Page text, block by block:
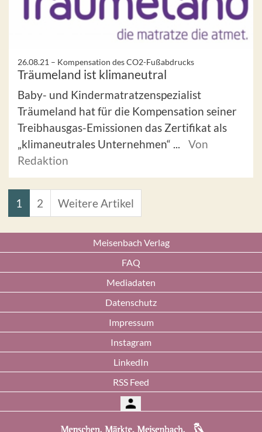
26.08.21 – Kompensation des CO2-Fußabdrucks
Träumeland ist klimaneutral
Baby- und Kindermatratzenspezialist
Träumeland hat für die Kompensation seiner
Treibhausgas-Emissionen das Zertifikat als
„klimaneutrales Unternehmen“ ...
Von
Redaktion
1 2 Weitere Artikel
Meisenbach Verlag
FAQ
Mediadaten
Datenschutz
Impressum
Instagram
LinkedIn
RSS Feed